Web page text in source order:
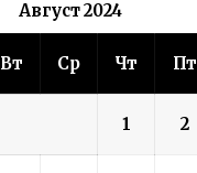
Август 2024
Вт Ср Чт Пт
1 2